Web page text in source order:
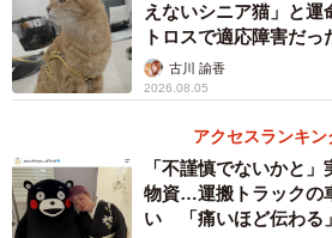
えないシニア猫」と
トロスで適応障害だ
古川 諭香
2026.08.05
アクセスランキン
「不謹慎でないかと
物資…運搬トラックの
い 「痛いほど伝わる